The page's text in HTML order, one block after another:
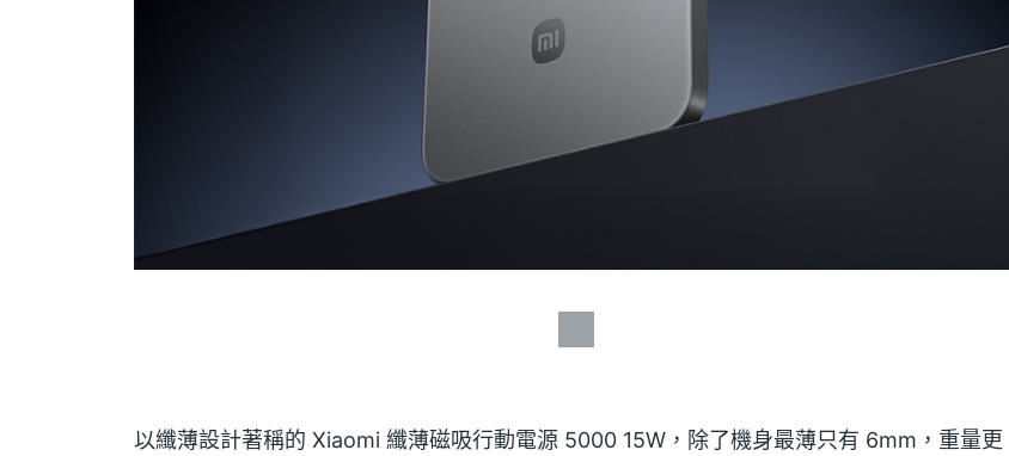
以纖薄設計著稱的 Xiaomi 纖薄磁吸行動電源 5000 15W，除了機身最薄只有 6mm，重量更